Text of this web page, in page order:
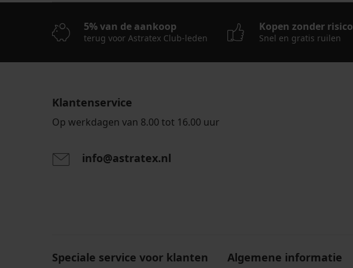
bh
Play
ONPJoa
€
katoen
22,99
ALL25
bh
Play
ONPDaisy
26,99
code
ALL25
5% van de aankoop
terug voor Astratex Club-leden
Kopen zonder risico
Snel en gratis ruilen
Klantenservice
Op werkdagen van 8.00 tot 16.00 uur
info@astratex.nl
Speciale service voor klanten Algemene informatie